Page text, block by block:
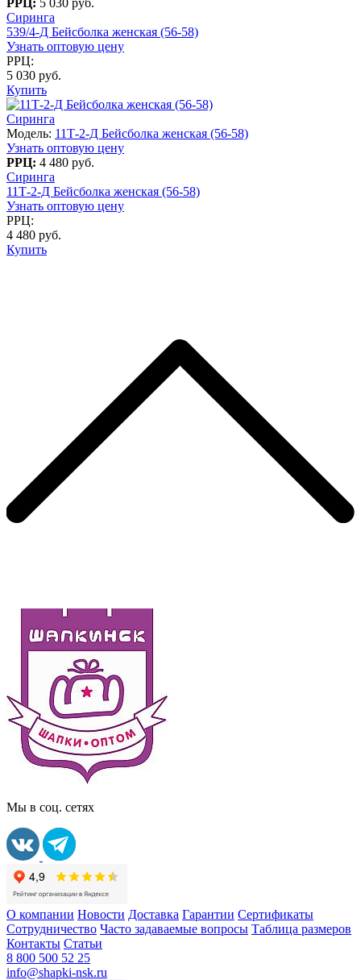
Сиринга
539/4-Д Бейсболка женская (56-58)
Узнать оптовую цену
РРЦ:
5 030 руб.
Купить
Сиринга
Модель: 11Т-2-Д Бейсболка женская (56-58)
Узнать оптовую цену
РРЦ: 4 480 руб.
Сиринга
11Т-2-Д Бейсболка женская (56-58)
Узнать оптовую цену
РРЦ:
4 480 руб.
Купить
Мы в соц. сетях
О компании Новости Доставка Гарантии Сертификаты
Сотрудничество Часто задаваемые вопросы Таблица размеров
Контакты Статьи
8 800 500 52 25
info@shapki-nsk.ru